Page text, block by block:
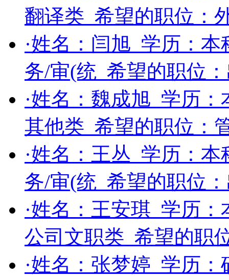
翻译类 希望的职位：
·姓名： 闫旭 学历： 本
务/审(统 希望的职位：
·姓名： 魏成旭 学历：
其他类 希望的职位：
·姓名： 王丛 学历： 本
务/审(统 希望的职位：
·姓名： 王安琪 学历：
公司文职类 希望的职
·姓名： 张梦婷 学历：